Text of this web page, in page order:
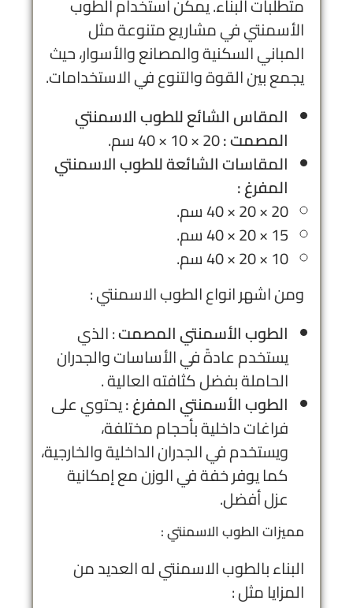
متطلبات البناء. يمكن استخدام الطوب
الأسمنتي في مشاريع متنوعة مثل
المباني السكنية والمصانع والأسوار، حيث
يجمع بين القوة والتنوع في الاستخدامات.
المقاس الشائع للطوب الاسمنتي
المصمت :20 × 10 × 40 سم.
المقاسات الشائعة للطوب الاسمنتي
المفرغ :
20 × 20 × 40 سم.
15 × 20 × 40 سم.
10 × 20 × 40 سم.
ومن اشهر انواع الطوب الاسمنتي :
الطوب الأسمنتي المصمت: الذي
يستخدم عادةً في الأساسات والجدران
الحاملة بفضل كثافته العالية .
الطوب الأسمنتي المفرغ :يحتوي على
فراغات داخلية بأحجام مختلفة،
ويستخدم في الجدران الداخلية والخارجية،
كما يوفر خفة في الوزن مع إمكانية
عزل أفضل.
مميزات الطوب الاسمنتي :
البناء بالطوب الاسمنتي له العديد من
المزايا مثل :